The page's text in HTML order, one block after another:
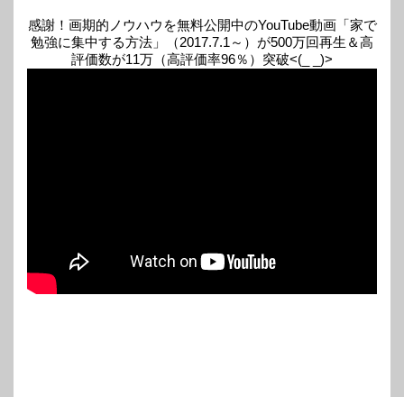
感謝！画期的ノウハウを無料公開中のYouTube動画「家で
勉強に集中する方法」（2017.7.1～）が500万回再生＆高
評価数が11万（高評価率96％）突破<(_ _)>